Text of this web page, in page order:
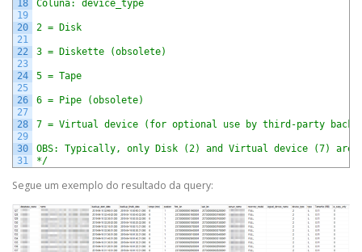
18
19
20
21
22
23
24
25
26
27
28
29
30
31
Coluna: device_type
2 = Disk
3 = Diskette (obsolete)
5 = Tape
6 = Pipe (obsolete)
7 = Virtual device (for optional use by third-party
OBS: Typically, only Disk (2) and Virtual device (7) are
*/
Segue um exemplo do resultado da query: